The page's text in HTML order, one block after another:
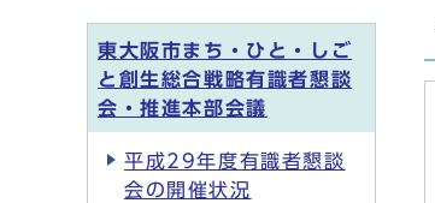
東大阪市まち・ひと・しご
と創生総合戦略有識者懇談
会・推進本部会議
平成29年度有識者懇談
会の開催状況